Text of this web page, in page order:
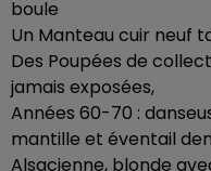
boule
Un Manteau cuir neuf
Des Poupées de
jamais exposées,
Années 60-70 :
mantille et éventail
Alsacienne, blonde